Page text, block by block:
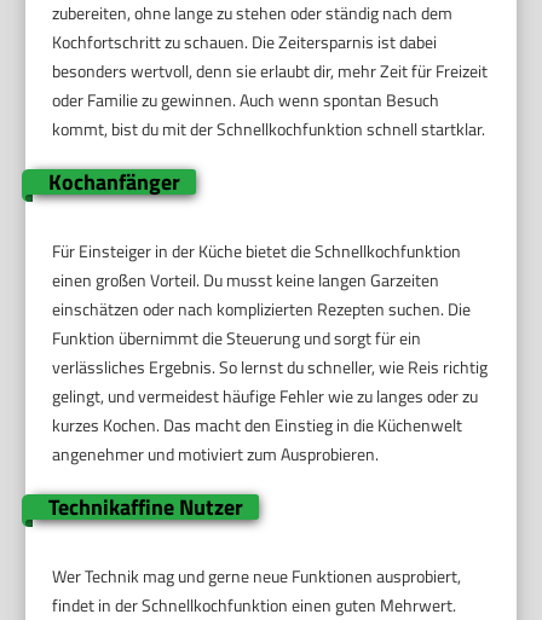
zubereiten, ohne lange zu stehen oder ständig nach dem
Kochfortschritt zu schauen. Die Zeitersparnis ist dabei
besonders wertvoll, denn sie erlaubt dir, mehr Zeit für Freizeit
oder Familie zu gewinnen. Auch wenn spontan Besuch
kommt, bist du mit der Schnellkochfunktion schnell startklar.
Kochanfänger
Für Einsteiger in der Küche bietet die Schnellkochfunktion
einen großen Vorteil. Du musst keine langen Garzeiten
einschätzen oder nach komplizierten Rezepten suchen. Die
Funktion übernimmt die Steuerung und sorgt für ein
verlässliches Ergebnis. So lernst du schneller, wie Reis richtig
gelingt, und vermeidest häufige Fehler wie zu langes oder zu
kurzes Kochen. Das macht den Einstieg in die Küchenwelt
angenehmer und motiviert zum Ausprobieren.
Technikaffine Nutzer
Wer Technik mag und gerne neue Funktionen ausprobiert,
findet in der Schnellkochfunktion einen guten Mehrwert.